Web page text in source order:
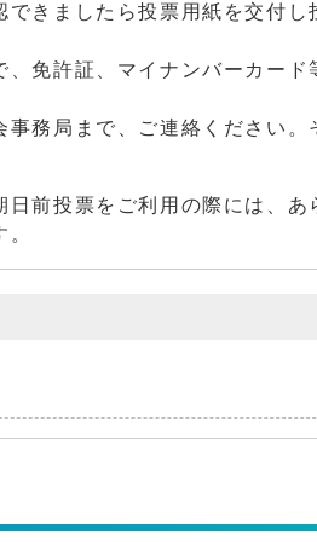
きましたら投票用紙を交付し
免許証、マイナンバーカード
務局まで、ご連絡ください。
前投票をご利用の際には、あ